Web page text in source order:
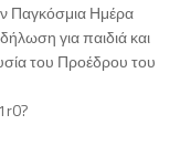
Παγκόσμια Ημέρα
για παιδιά και
του Προέδρου του